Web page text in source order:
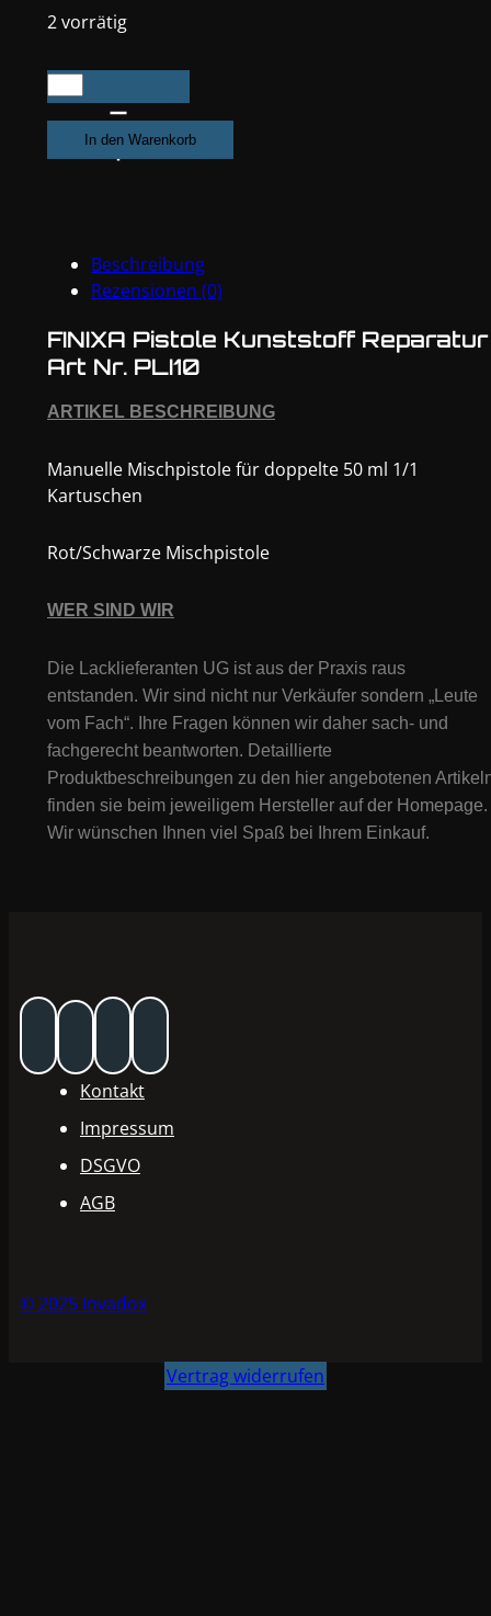
2 vorrätig
FINIXA
Pistole
Kunststoff
Reparatur
In den Warenkorb
Beschreibung
Rezensionen (0)
FINIXA Pistole Kunststoff Reparatur
Art Nr. PLI10
ARTIKEL BESCHREIBUNG
Manuelle Mischpistole für doppelte 50 ml 1/1
Kartuschen
Rot/Schwarze Mischpistole
WER SIND WIR
Die Lacklieferanten UG ist aus der Praxis raus
entstanden. Wir sind nicht nur Verkäufer sondern „Leute
vom Fach“. Ihre Fragen können wir daher sach- und
fachgerecht beantworten. Detaillierte
Produktbeschreibungen zu den hier angebotenen
finden sie beim jeweiligem Hersteller auf der Homepage.
Wir wünschen Ihnen viel Spaß bei Ihrem Einkauf.
Kontakt
Impressum
DSGVO
AGB
© 2025 Invadox
Vertrag widerrufen